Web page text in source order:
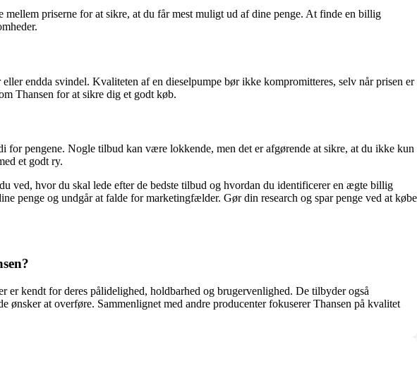
priserne for at sikre, at du får mest muligt ud af dine penge. At finde en billig
endda svindel. Kvaliteten af en dieselpumpe bør ikke kompromitteres, selv når prisen er
Thansen for at sikre dig et godt køb.
pengene. Nogle tilbud kan være lokkende, men det er afgørende at sikre, at du ikke kun
et godt ry.
ved, hvor du skal lede efter de bedste tilbud og hvordan du identificerer en ægte billig
penge og undgår at falde for marketingfælder. Gør din research og spar penge ved at købe
er kendt for deres pålidelighed, holdbarhed og brugervenlighed. De tilbyder også
at overføre. Sammenlignet med andre producenter fokuserer Thansen på kvalitet